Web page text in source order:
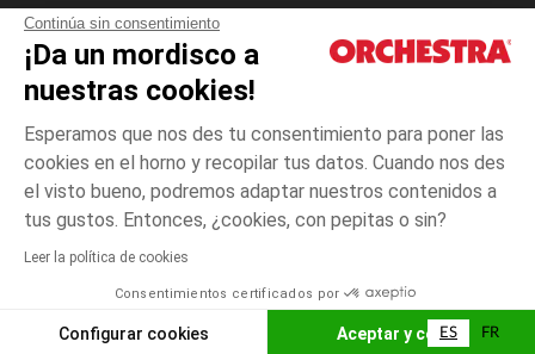
Continúa sin consentimiento
¡Da un mordisco a
nuestras cookies!
Esperamos que nos des tu consentimiento para poner las
cookies en el horno y recopilar tus datos. Cuando nos des
el visto bueno, podremos adaptar nuestros contenidos a
tus gustos. Entonces, ¿cookies, con pepitas o sin?
Leer la política de cookies
Consentimientos certificados por
Configurar cookies Aceptar y cerrar
Marrón
3
El pago medidante
AÑADIR A LA CESTA
Condiciones generales de venta
Aviso Legal
*Condiciones de las ofertas actuales
Gestión de las cookies
Accesibilidad: no conforme
Orchestra adhiere al código de ética de la Federación Francesa de comercio
electrónico y venta a distancia (FEVAD) y al sistema de mediación de
ES FR